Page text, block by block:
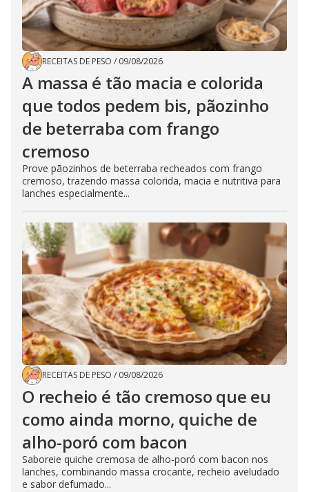
RECEITAS DE PESO / 09/08/2026
A massa é tão macia e colorida
que todos pedem bis, pãozinho
de beterraba com frango
cremoso
Prove pãozinhos de beterraba recheados com frango
cremoso, trazendo massa colorida, macia e nutritiva para
lanches especialmente...
RECEITAS DE PESO / 09/08/2026
O recheio é tão cremoso que eu
como ainda morno, quiche de
alho-poró com bacon
Saboreie quiche cremosa de alho-poró com bacon nos
lanches, combinando massa crocante, recheio aveludado
e sabor defumado...